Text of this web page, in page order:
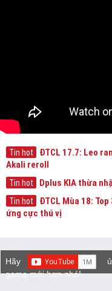
Tin hot
ĐTCL 17.7: Leo
Akali reroll
Tin hot Dplus KIA thừa
Tin hot
ĐTCL Mùa 18:
ứng cực thú vị
Hãy
game mới hơn nhé!